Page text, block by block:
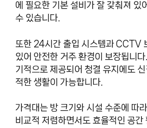
에 필요한 기본 설비가 잘 갖춰져 있
수 있습니다.
또한 24시간 출입 시스템과 CCTV
있어 안전한 거주 환경이 보장됩니
기적으로 제공되어 청결 유지에도
적한 생활이 가능합니다.
가격대는 방 크기와 시설 수준에 따
비교적 저렴하면서도 효율적인 공간